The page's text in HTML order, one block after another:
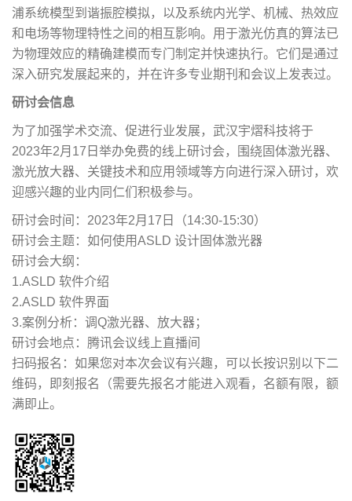
浦系统模型到谐振腔模拟，以及系统内光学、机械、热效应
和电场等物理特性之间的相互影响。用于激光仿真的算法已
为物理效应的精确建模而专门制定并快速执行。它们是通过
深入研究发展起来的，并在许多专业期刊和会议上发表过。
研讨会信息
为了加强学术交流、促进行业发展，武汉宇熠科技将于
2023年2月17日举办免费的线上研讨会，围绕固体激光器、
激光放大器、关键技术和应用领域等方向进行深入研讨，欢
迎感兴趣的业内同仁们积极参与。
研讨会时间：2023年2月17日（14:30-15:30）
研讨会主题：如何使用ASLD 设计固体激光器
研讨会大纲：
1.ASLD 软件介绍
2.ASLD 软件界面
3.案例分析：调Q激光器、放大器；
研讨会地点：腾讯会议线上直播间
扫码报名：如果您对本次会议有兴趣，可以长按识别以下二
维码，即刻报名（需要先报名才能进入观看，名额有限，额
满即止。